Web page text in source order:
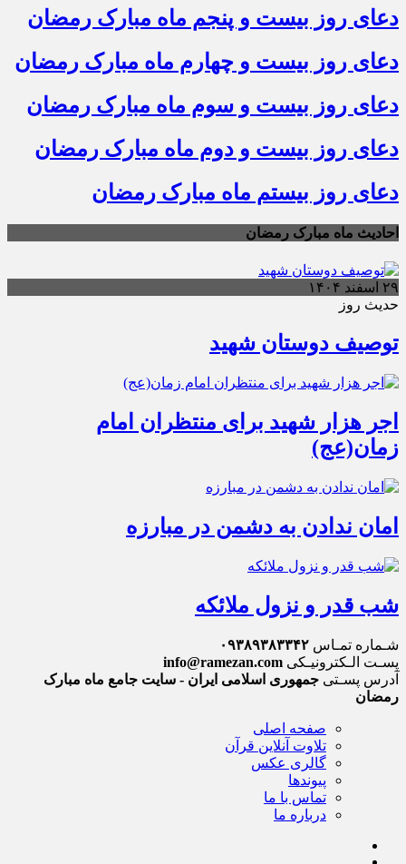
دعای روز بیست و پنجم ماه مبارک رمضان
دعای روز بیست و چهارم ماه مبارک رمضان
دعای روز بیست و سوم ماه مبارک رمضان
دعای روز بیست و دوم ماه مبارک رمضان
دعای روز بیستم ماه مبارک رمضان
احادیث ماه مبارک رمضان
۲۹ اسفند ۱۴۰۴
حدیث روز
توصیف دوستان شهید
اجر هزار شهید برای منتظران امام
زمان(عج)
امان ندادن به دشمن در مبارزه
شب قدر و نزول ملائکه
شـماره تمـاس ۰۹۳۸۹۳۸۳۳۴۲
پسـت الـکترونیـکی info@ramezan.com
آدرس پسـتی جمهوری اسلامی ایران - سایت جامع ماه مبارک
رمضان
صفحه اصلی
تلاوت آنلاین قرآن
گالری عکس
پیوندها
تماس با ما
درباره ما